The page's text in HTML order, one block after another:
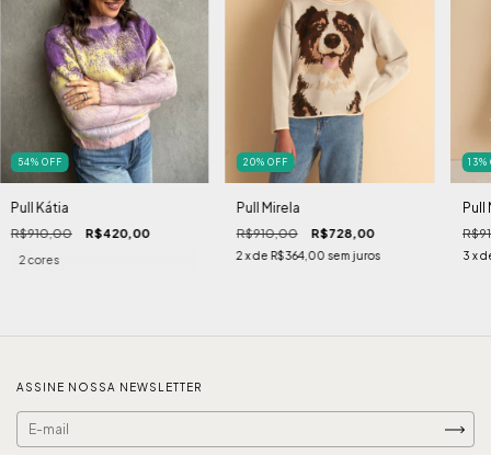
54% OFF
Pull Kátia
R$910,00 R$420,00
2 cores
20% OFF
Pull Mirela
R$910,00 R$728,00
2 x de R$364,00 sem juros
13%
Pull
3 x
ASSINE NOSSA NEWSLETTER